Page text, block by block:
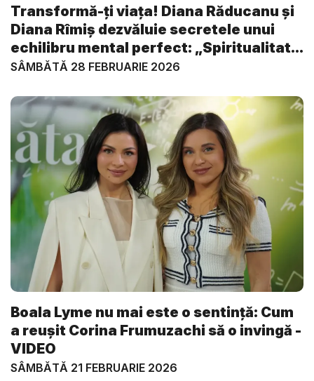
Transformă-ți viața! Diana Răducanu și
Diana Rîmiș dezvăluie secretele unui
echilibru mental perfect: „Spiritualitat...
SÂMBĂTĂ 28 FEBRUARIE 2026
Boala Lyme nu mai este o sentință: Cum
a reușit Corina Frumuzachi să o invingă -
VIDEO
SÂMBĂTĂ 21 FEBRUARIE 2026